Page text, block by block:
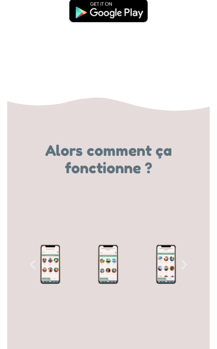
Alors comment ça
fonctionne ?